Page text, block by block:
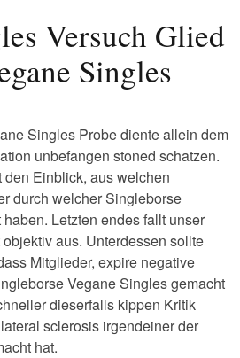
Versuch Glied
Singles
Singles Probe diente allein dem
unbefangen stoned schatzen.
Einblick, aus welchen
durch welcher Singleborse
Letzten endes fallt unser
aus. Unterdessen sollte
Mitglieder, expire negative
Vegane Singles gemacht
dieserfalls kippen Kritik
sclerosis irgendeiner der
hat.